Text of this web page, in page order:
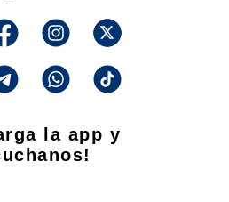
la app y